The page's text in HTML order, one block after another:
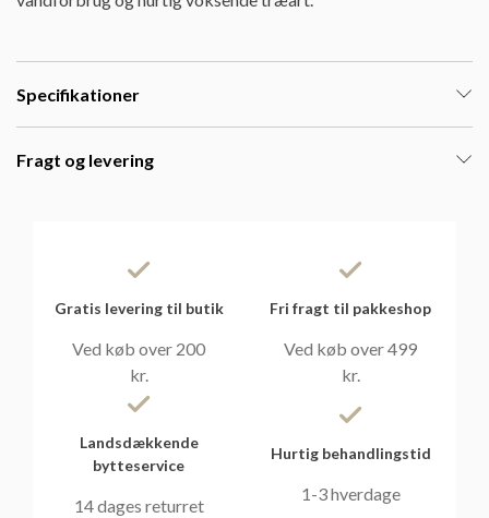
Specifikationer
Fragt og levering
Gratis levering til butik
Ved køb over 200
kr.
Fri fragt til pakkeshop
Ved køb over 499
kr.
Landsdækkende
bytteservice
14 dages returret
Hurtig behandlingstid
1-3 hverdage